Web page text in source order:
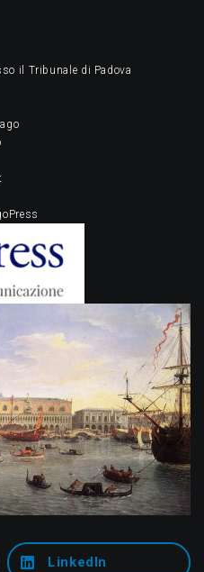
il Tribunale di Padova
LinkedIn